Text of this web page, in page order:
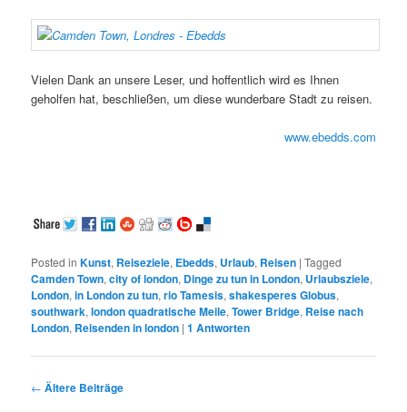
Vielen Dank an unsere Leser, und hoffentlich wird es Ihnen
geholfen hat, beschließen, um diese wunderbare Stadt zu reisen.
www.ebedds.com
Posted in Kunst, Reiseziele, Ebedds, Urlaub, Reisen |Tagged
Camden Town,city ​​of london, Dinge zu tun in London, Urlaubsziele,
London,in London zu tun,rio Tamesis,shakesperes Globus,
southwark,london quadratische Meile,Tower Bridge, Reise nach
London, Reisenden in london |1 Antworten
Post navigation
← Ältere Beiträge